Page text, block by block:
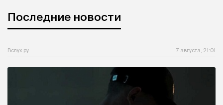
Последние новости
Вслух.ру 7 августа, 21:01